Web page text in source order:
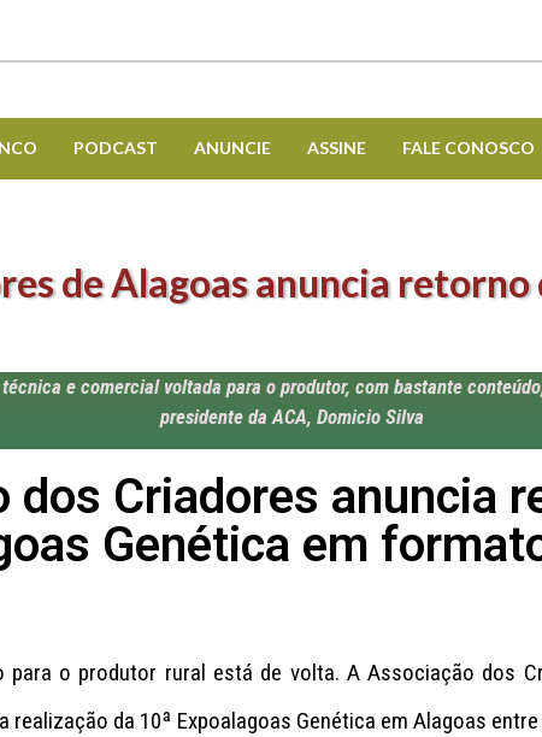
PODCAST ANUNCIE ASSINE FALE CONOSCO
de Alagoas anuncia
e comercial voltada para o produtor, com bastante
presidente da ACA, Domicio Silva
dos Criadores anuncia
Genética em
o produtor rural está de volta. A Associação dos
da 10ª Expoalagoas Genética em Alagoas